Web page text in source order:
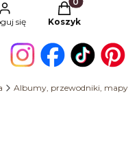
się
Produkty w
Koszyk
Albumy, przewodniki, mapy